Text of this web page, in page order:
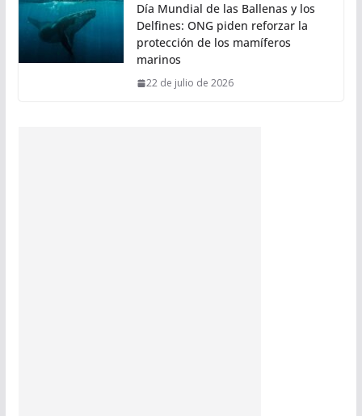
Día Mundial de las Ballenas y los
Delfines: ONG piden reforzar la
protección de los mamíferos
marinos
22 de julio de 2026